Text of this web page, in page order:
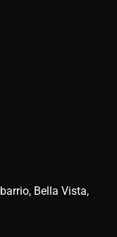
Bella Vista,